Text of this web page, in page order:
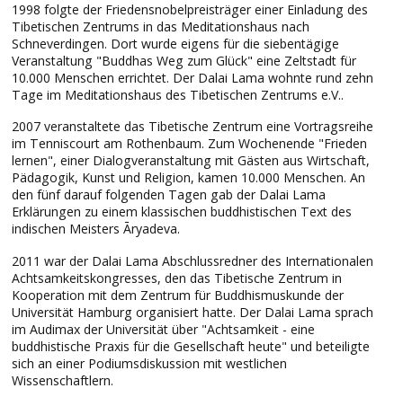
1998 folgte der Friedensnobelpreisträger einer Einladung des
Tibetischen Zentrums in das Meditationshaus nach
Schneverdingen. Dort wurde eigens für die siebentägige
Veranstaltung "Buddhas Weg zum Glück" eine Zeltstadt für
10.000 Menschen errichtet. Der Dalai Lama wohnte rund zehn
Tage im Meditationshaus des Tibetischen Zentrums e.V..
2007 veranstaltete das Tibetische Zentrum eine Vortragsreihe
im Tenniscourt am Rothenbaum. Zum Wochenende "Frieden
lernen", einer Dialogveranstaltung mit Gästen aus Wirtschaft,
Pädagogik, Kunst und Religion, kamen 10.000 Menschen. An
den fünf darauf folgenden Tagen gab der Dalai Lama
Erklärungen zu einem klassischen buddhistischen Text des
indischen Meisters Āryadeva.
2011 war der Dalai Lama Abschlussredner des Internationalen
Achtsamkeitskongresses, den das Tibetische Zentrum in
Kooperation mit dem Zentrum für Buddhismuskunde der
Universität Hamburg organisiert hatte. Der Dalai Lama sprach
im Audimax der Universität über "Achtsamkeit - eine
buddhistische Praxis für die Gesellschaft heute" und beteiligte
sich an einer Podiumsdiskussion mit westlichen
Wissenschaftlern.